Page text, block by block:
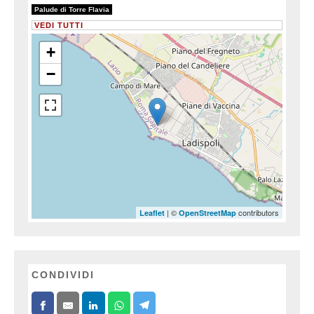
Palude di Torre Flavia
1/1
VEDI TUTTI
+
−
Leaflet | © OpenStreetMap contributors
CONDIVIDI